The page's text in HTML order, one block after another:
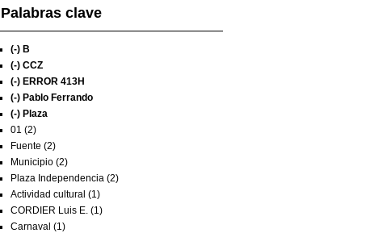
Palabras clave
(-) B
(-) CCZ
(-) ERROR 413H
(-) Pablo Ferrando
(-) Plaza
01 (2)
Fuente (2)
Municipio (2)
Plaza Independencia (2)
Actividad cultural (1)
CORDIER Luis E. (1)
Carnaval (1)